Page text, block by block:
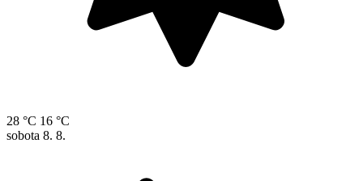
28 °C 16 °C
sobota 8. 8.